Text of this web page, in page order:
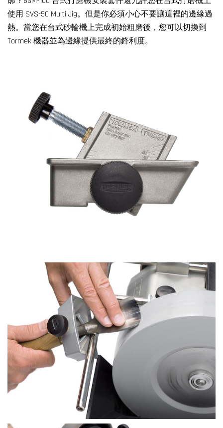
使用 SVS-50 Multi Jig。但是你必須小心不要讓這裡的邊緣過
熱。當您在台式砂輪機上完成初始粗磨後，您可以切換到
Tormek 機器並為邊緣提供最終的鋒利度。